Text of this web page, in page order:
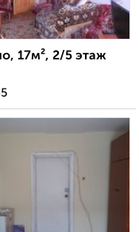
17м², 2/5 этаж